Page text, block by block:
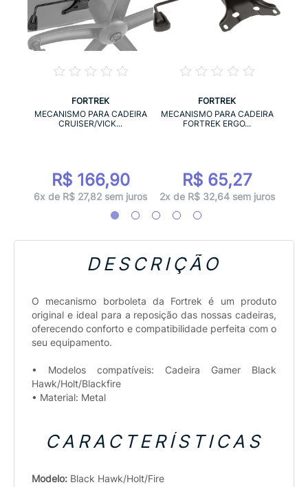
FORTREK
MECANISMO PARA CADEIRA
CRUISER/VICK...
R$ 166,90
6x de R$ 27,82 sem juros
FORTREK
MECANISMO PARA CADEIRA
FORTREK ERGO...
R$ 65,27
2x de R$ 32,64 sem juros
DESCRIÇÃO
O mecanismo borboleta da Fortrek é um produto
original e ideal para a reposição das nossas cadeiras,
oferecendo conforto e compatibilidade perfeita com o
seu equipamento.
• Modelos compatíveis: Cadeira Gamer Black
Hawk/Holt/Blackfire
• Material: Metal
CARACTERÍSTICAS
Modelo: Black Hawk/Holt/Fire